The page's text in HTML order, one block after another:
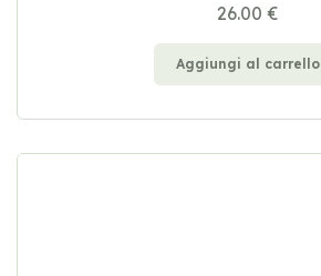
26.00 €
Aggiungi al carrello